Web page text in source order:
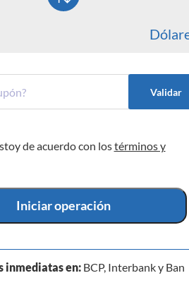
Validar
de acuerdo con lostérminos y
Iniciar operación
inmediatas en: BCP, Interbank y Ban